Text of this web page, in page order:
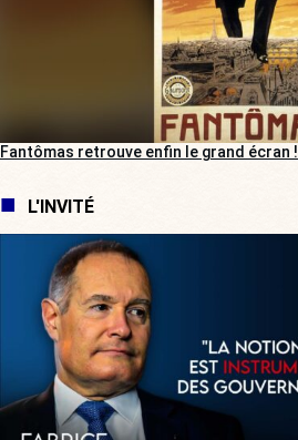
Fantômas retrouve enfin le grand écran !
L'INVITÉ